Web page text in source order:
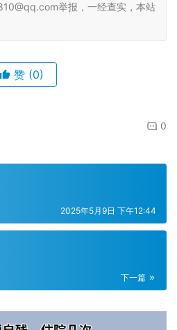
举报，一经查实，本站
赞 (0)
0
2025年5月9日 下午12:44
下一篇